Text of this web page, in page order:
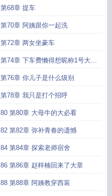
第68章 提车
第70章 阿姨跟你一起洗
第72章 两女坐豪车
第74章 下车费懒得想昵称1号大哥
加更
第76章 你儿子是什么级别
第78章 我只是打个招呼
80 第80章 大母牛的大必看
82 第82章 弥补青春的遗憾
84 第84章 探索老师宿舍
86 第86章 赵梓楠回来了大章
88 第88章 阿姨教穿西装